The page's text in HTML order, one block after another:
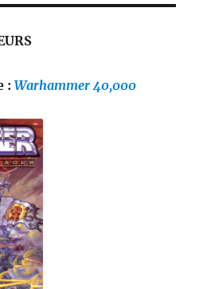
:Warhammer 40,000